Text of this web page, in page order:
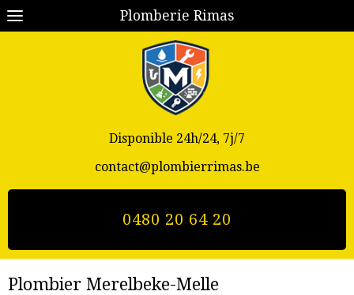
Plomberie Rimas
Disponible 24h/24, 7j/7
contact@plombierrimas.be
0480 20 64 20
Plombier Merelbeke-Melle